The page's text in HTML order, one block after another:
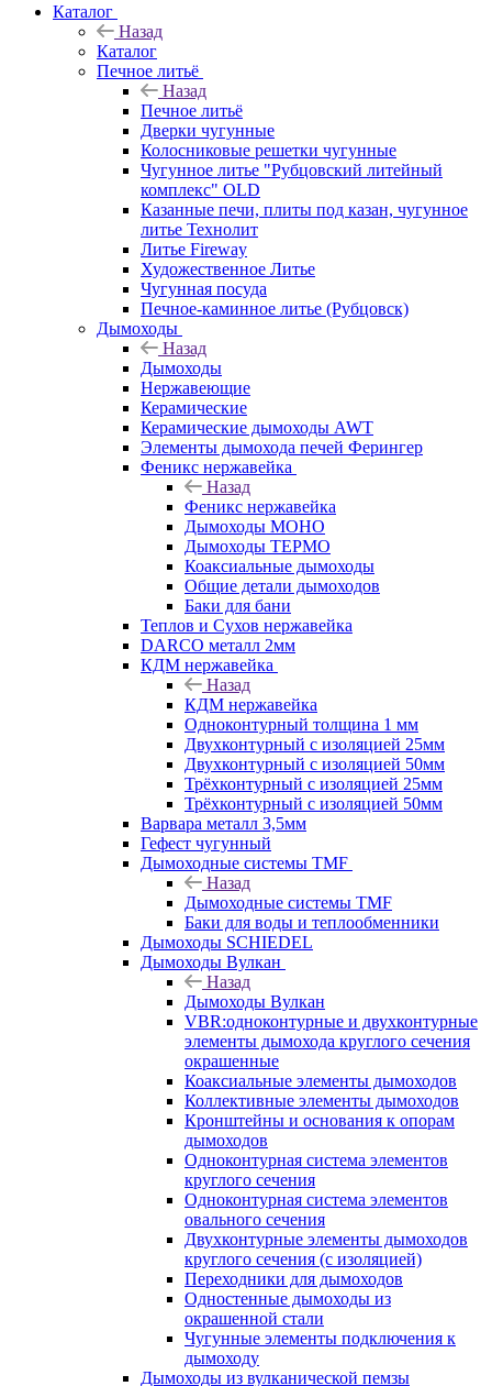
Каталог
Назад
Каталог
Печное литьё
Назад
Печное литьё
Дверки чугунные
Колосниковые решетки чугунные
Чугунное литье "Рубцовский литейный
комплекс" OLD
Казанные печи, плиты под казан, чугунное
литье Технолит
Литье Fireway
Художественное Литье
Чугунная посуда
Печное-каминное литье (Рубцовск)
Дымоходы
Назад
Дымоходы
Нержавеющие
Керамические
Керамические дымоходы AWT
Элементы дымохода печей Ферингер
Феникс нержавейка
Назад
Феникс нержавейка
Дымоходы МОНО
Дымоходы ТЕРМО
Коаксиальные дымоходы
Общие детали дымоходов
Баки для бани
Теплов и Сухов нержавейка
DARCO металл 2мм
КДМ нержавейка
Назад
КДМ нержавейка
Одноконтурный толщина 1 мм
Двухконтурный с изоляцией 25мм
Двухконтурный с изоляцией 50мм
Трёхконтурный с изоляцией 25мм
Трёхконтурный с изоляцией 50мм
Варвара металл 3,5мм
Гефест чугунный
Дымоходные системы TMF
Назад
Дымоходные системы TMF
Баки для воды и теплообменники
Дымоходы SCHIEDEL
Дымоходы Вулкан
Назад
Дымоходы Вулкан
VBR:одноконтурные и двухконтурные
элементы дымохода круглого сечения
окрашенные
Коаксиальные элементы дымоходов
Коллективные элементы дымоходов
Кронштейны и основания к опорам
дымоходов
Одноконтурная система элементов
круглого сечения
Одноконтурная система элементов
овального сечения
Двухконтурные элементы дымоходов
круглого сечения (с изоляцией)
Переходники для дымоходов
Одностенные дымоходы из
окрашенной стали
Чугунные элементы подключения к
дымоходу
Дымоходы из вулканической пемзы